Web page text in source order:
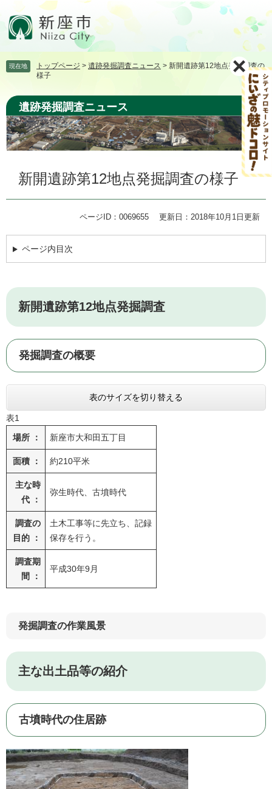
頭
す。
飛
て
本
文
へ
現在地 トップページ > 遺跡発掘調査ニュース > 新開遺跡第12地点発掘調査の
様子
遺跡発掘調査ニュース
新開遺跡第12地点発掘調査の様子
ページID：0069655 更新日：2018年10月1日更新
ページ内目次
新開遺跡第12地点発掘調査
発掘調査の概要
表のサイズを切り替える
表1
場所 ：
新座市大和田五丁目
面積 ： 約210平米
主な時
代 ：
弥生時代、古墳時代
調査の
目的 ：
土木工事等に先立ち、記録
保存を行う。
調査期
間 ：
平成30年9月
発掘調査の作業風景
主な出土品等の紹介
古墳時代の住居跡